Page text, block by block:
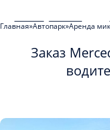
Главная Автопарк Аренда
Заказ